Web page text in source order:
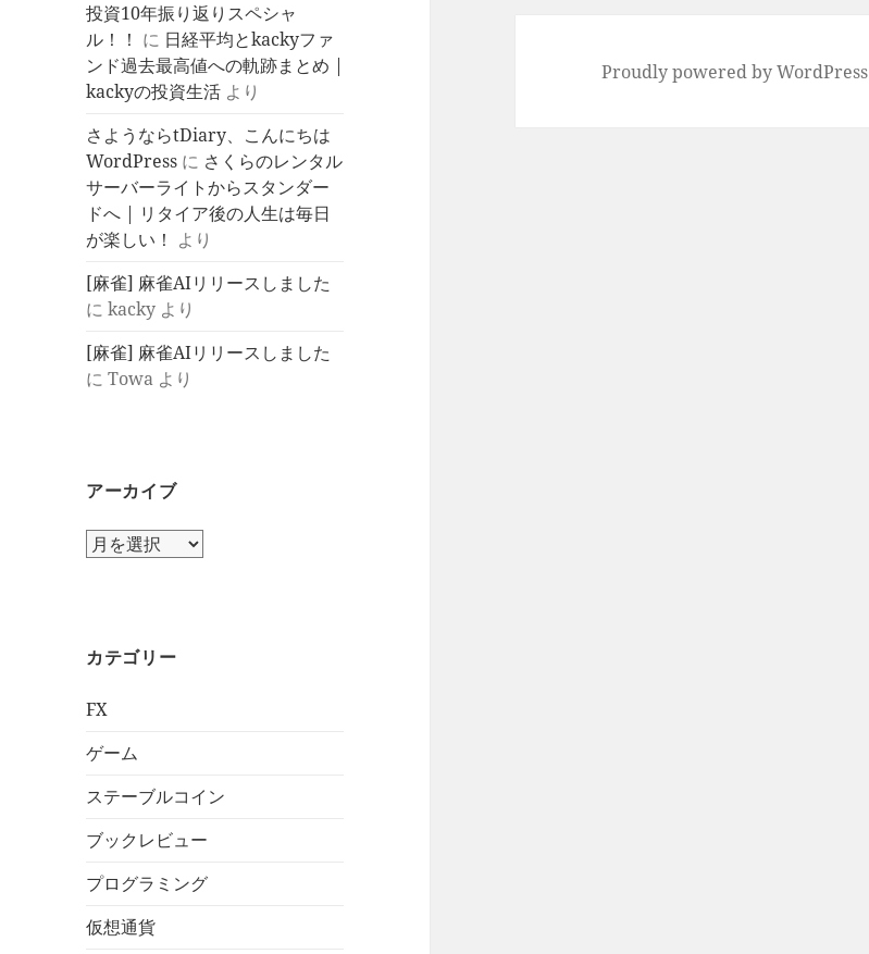
投資10年振り返りスペシャ
ル！！ に 日経平均とkackyファ
ンド過去最高値への軌跡まとめ |
kackyの投資生活 より
さようならtDiary、こんにちは
WordPress に さくらのレンタル
サーバーライトからスタンダー
ドへ | リタイア後の人生は毎日
が楽しい！ より
[麻雀] 麻雀AIリリースしました
にkacky より
[麻雀] 麻雀AIリリースしました
にTowa より
アーカイブ
ア
ブ
カテゴリー
FX
ゲーム
ステーブルコイン
ブックレビュー
プログラミング
仮想通貨
Proudly powered by WordPress